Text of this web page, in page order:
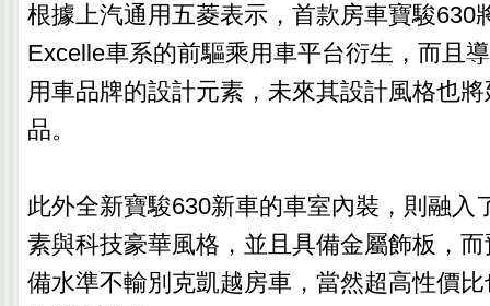
根據上汽通用五菱表示，首款房車寶駿630
Excelle車系的前驅乘用車平台衍生，而且
用車品牌的設計元素，未來其設計風格也
品。
此外全新寶駿630新車的車室內裝，則融入
素與科技豪華風格，並且具備金屬飾板，
備水準不輸別克凱越房車，當然超高性價